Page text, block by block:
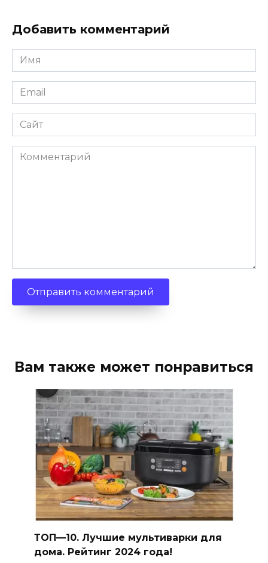
Добавить комментарий
Имя
Email
Сайт
Комментарий
Вам также может понравиться
ТОП—10. Лучшие мультиварки для
дома. Рейтинг 2024 года!